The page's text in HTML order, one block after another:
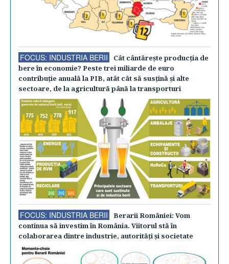
FOCUS: INDUSTRIA BERII
Cât cântăreşte producţia de
bere în economie? Peste trei miliarde de euro
contribuţie anuală la PIB, atât cât să susţină şi alte
sectoare, de la agricultură până la transporturi
FOCUS: INDUSTRIA BERII
Berarii României: Vom
continua să investim în România. Viitorul stă în
colaborarea dintre industrie, autorităţi şi societate